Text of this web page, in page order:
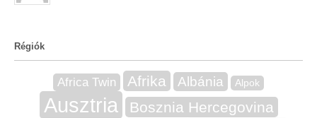
Régiók
Africa Twin Afrika Albánia Alpok
Ausztria Bosznia Hercegovina